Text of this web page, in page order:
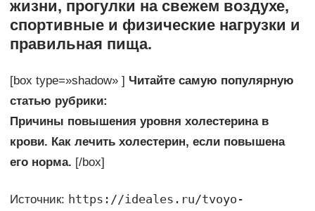
жизни, прогулки на свежем воздухе,
спортивные и физические нагрузки и
правильная пища.
[box type=»shadow» ] Читайте самую популярную
статью рубрики:
Причины повышения уровня холестерина в
крови. Как лечить холестерин, если повышена
его норма. [/box]
Источник: https://ideales.ru/tvoyo-